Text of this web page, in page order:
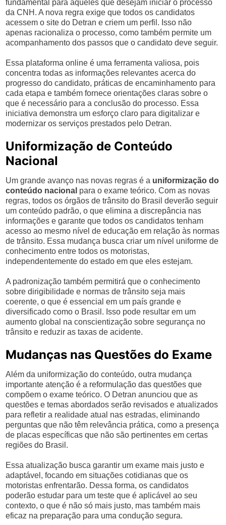
fundamental para aqueles que desejam iniciar o processo
da CNH. A nova regra exige que todos os candidatos
acessem o site do Detran e criem um perfil. Isso não
apenas racionaliza o processo, como também permite um
acompanhamento dos passos que o candidato deve seguir.
Essa plataforma online é uma ferramenta valiosa, pois
concentra todas as informações relevantes acerca do
progresso do candidato, práticas de encaminhamento para
cada etapa e também fornece orientações claras sobre o
que é necessário para a conclusão do processo. Essa
iniciativa demonstra um esforço claro para digitalizar e
modernizar os serviços prestados pelo Detran.
Uniformização de Conteúdo
Nacional
Um grande avanço nas novas regras é a uniformização do
conteúdo nacional para o exame teórico. Com as novas
regras, todos os órgãos de trânsito do Brasil deverão seguir
um conteúdo padrão, o que elimina a discrepância nas
informações e garante que todos os candidatos tenham
acesso ao mesmo nível de educação em relação às normas
de trânsito. Essa mudança busca criar um nível uniforme de
conhecimento entre todos os motoristas,
independentemente do estado em que eles estejam.
A padronização também permitirá que o conhecimento
sobre dirigibilidade e normas de trânsito seja mais
coerente, o que é essencial em um país grande e
diversificado como o Brasil. Isso pode resultar em um
aumento global na conscientização sobre segurança no
trânsito e reduzir as taxas de acidente.
Mudanças nas Questões do Exame
Além da uniformização do conteúdo, outra mudança
importante atenção é a reformulação das questões que
compõem o exame teórico. O Detran anunciou que as
questões e temas abordados serão revisados e atualizados
para refletir a realidade atual nas estradas, eliminando
perguntas que não têm relevância prática, como a presença
de placas específicas que não são pertinentes em certas
regiões do Brasil.
Essa atualização busca garantir um exame mais justo e
adaptável, focando em situações cotidianas que os
motoristas enfrentarão. Dessa forma, os candidatos
poderão estudar para um teste que é aplicável ao seu
contexto, o que é não só mais justo, mas também mais
eficaz na preparação para uma condução segura.